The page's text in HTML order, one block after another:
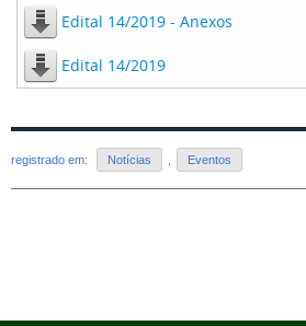
Edital 14/2019 - Anexos
Edital 14/2019
registrado em: Notícias Eventos